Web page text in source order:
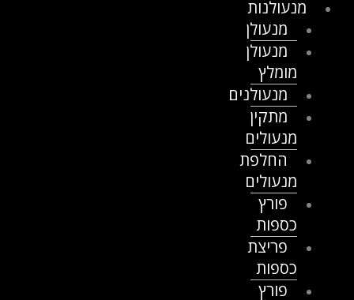
מנעולנות
מנעולן
מנעולן
מומלץ
מנעולנים
מתקין
מנעולים
החלפת
מנעולים
פורץ
כספות
פריצת
כספות
פורץ